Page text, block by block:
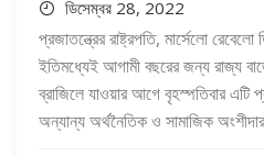
ডিসেম্বর 28, 2022
প্রজাতন্ত্রের রাষ্ট্রপতি, মার্সেলো
ইতিমধ্যেই আগামী বছরের জন্য রাজ্য
ব্রাজিলে যাওয়ার আগে বৃহস্পতিবার
অন্যান্য অর্থনৈতিক ও সামাজিক